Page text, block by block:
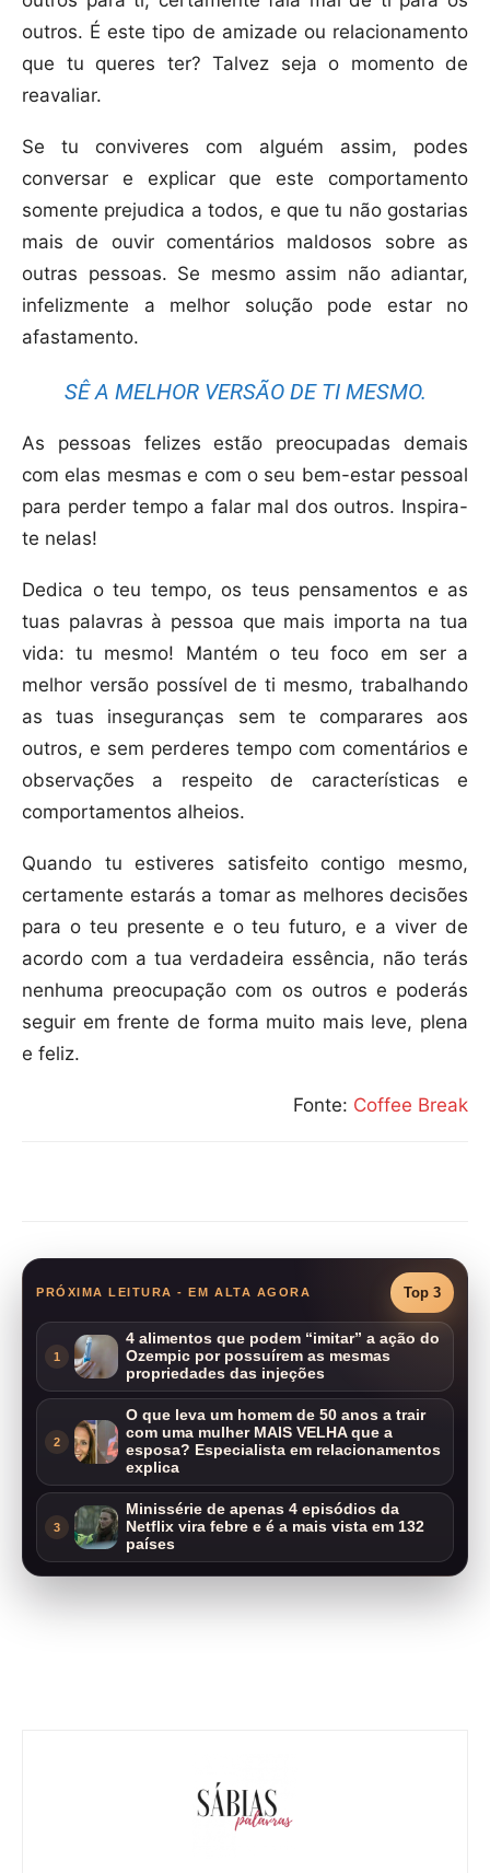
outros. É este tipo de amizade ou relacionamento
que tu queres ter? Talvez seja o momento de
reavaliar.
Se tu conviveres com alguém assim, podes
conversar e explicar que este comportamento
somente prejudica a todos, e que tu não gostarias
mais de ouvir comentários maldosos sobre as
outras pessoas. Se mesmo assim não adiantar,
infelizmente a melhor solução pode estar no
afastamento.
SÊ A MELHOR VERSÃO DE TI MESMO.
As pessoas felizes estão preocupadas demais
com elas mesmas e com o seu bem-estar pessoal
para perder tempo a falar mal dos outros. Inspira-
te nelas!
Dedica o teu tempo, os teus pensamentos e as
tuas palavras à pessoa que mais importa na tua
vida: tu mesmo! Mantém o teu foco em ser a
melhor versão possível de ti mesmo, trabalhando
as tuas inseguranças sem te comparares aos
outros, e sem perderes tempo com comentários e
observações a respeito de características e
comportamentos alheios.
Quando tu estiveres satisfeito contigo mesmo,
certamente estarás a tomar as melhores decisões
para o teu presente e o teu futuro, e a viver de
acordo com a tua verdadeira essência, não terás
nenhuma preocupação com os outros e poderás
seguir em frente de forma muito mais leve, plena
e feliz.
Fonte: Coffee Break
PRÓXIMA LEITURA - EM ALTA AGORA Top 3
1
4 alimentos que podem “imitar” a ação do
Ozempic por possuírem as mesmas
propriedades das injeções
2
O que leva um homem de 50 anos a trair
com uma mulher MAIS VELHA que a
esposa? Especialista em relacionamentos
explica
3
Minissérie de apenas 4 episódios da
Netflix vira febre e é a mais vista em 132
países